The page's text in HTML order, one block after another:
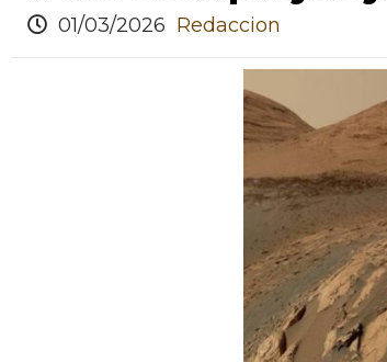
01/03/2026 Redaccion